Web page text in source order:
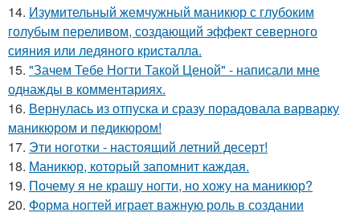
14. Изумительный жемчужный маникюр с глубоким
голубым переливом, создающий эффект северного
сияния или ледяного кристалла.
15. "Зачем Тебе Ногти Такой Ценой" - написали мне
однажды в комментариях.
16. Вернулась из отпуска и сразу порадовала варварку
маникюром и педикюром!
17. Эти ноготки - настоящий летний десерт!
18. Маникюр, который запомнит каждая.
19. Почему я не крашу ногти, но хожу на маникюр?
20. Форма ногтей играет важную роль в создании